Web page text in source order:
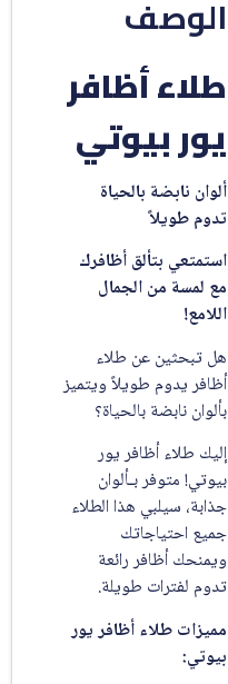
الوصف
طلاء أظافر
يور بيوتي
ألوان نابضة بالحياة
تدوم طويلاً
استمتعي بتألق أظافرك
مع لمسة من الجمال
اللامع!
هل تبحثين عن طلاء
أظافر يدوم طويلاً ويتميز
بألوان نابضة بالحياة؟
إليك طلاء أظافر يور
بيوتي! متوفر بـألوان
جذابة، سيلبي هذا الطلاء
جميع احتياجاتك
ويمنحك أظافر رائعة
تدوم لفترات طويلة.
مميزات طلاء أظافر يور
بيوتي: